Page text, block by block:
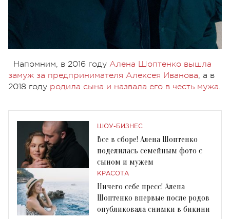
Напомним, в 2016 году Алена Шоптенко вышла
замуж за предпринимателя Алексея Иванова, а в
2018 году родила сына и назвала его в честь мужа.
ШОУ-БИЗНЕС
Все в сборе! Алена Шоптенко
поделилась семейным фото с
сыном и мужем
КРАСОТА
Ничего себе пресс! Алена
Шоптенко впервые после родов
опубликовала снимки в бикини